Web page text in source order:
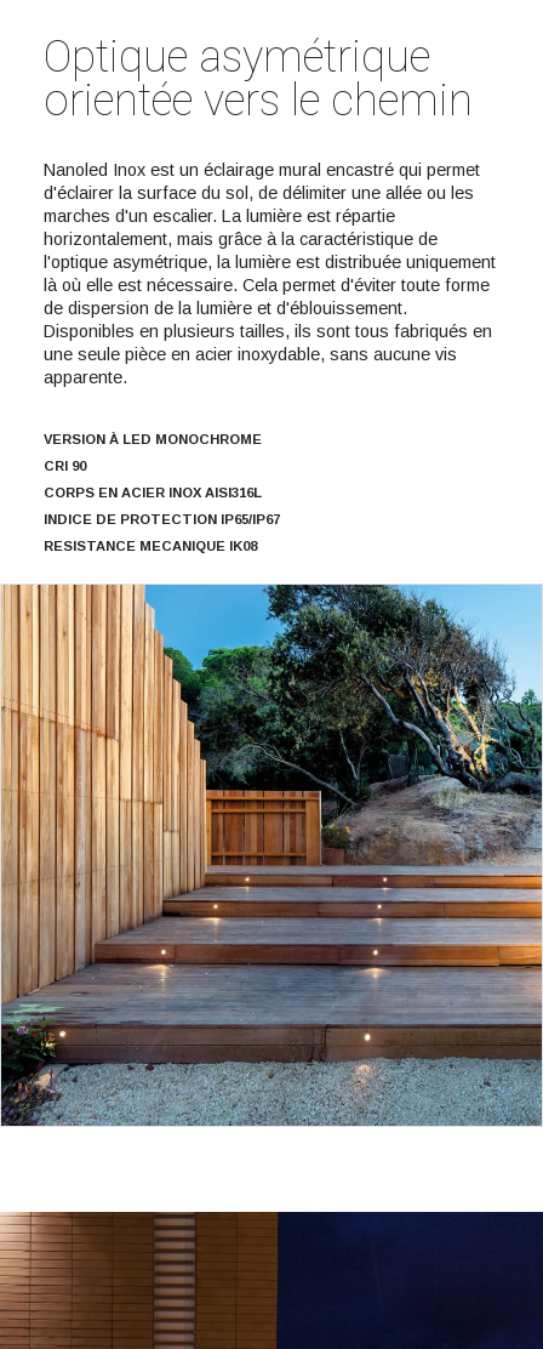
Optique asymétrique
orientée vers le chemin
Nanoled Inox est un éclairage mural encastré qui permet
d'éclairer la surface du sol, de délimiter une allée ou les
marches d'un escalier. La lumière est répartie
horizontalement, mais grâce à la caractéristique de
l'optique asymétrique, la lumière est distribuée uniquement
là où elle est nécessaire. Cela permet d'éviter toute forme
de dispersion de la lumière et d'éblouissement.
Disponibles en plusieurs tailles, ils sont tous fabriqués en
une seule pièce en acier inoxydable, sans aucune vis
apparente.
VERSION À LED MONOCHROME
CRI 90
CORPS EN ACIER INOX AISI316L
INDICE DE PROTECTION IP65/IP67
RESISTANCE MECANIQUE IK08